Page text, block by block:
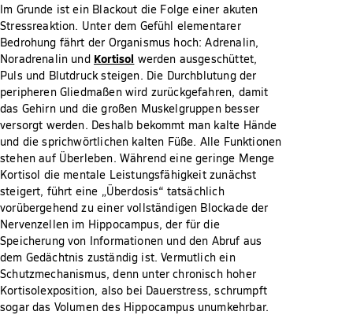
Im Grunde ist ein Blackout die Folge einer akuten
Stressreaktion. Unter dem Gefühl elementarer
Bedrohung fährt der Organismus hoch: Adrenalin,
Noradrenalin und Kortisol werden ausgeschüttet,
Puls und Blutdruck steigen. Die Durchblutung der
peripheren Gliedmaßen wird zurückgefahren, damit
das Gehirn und die großen Muskelgruppen besser
versorgt werden. Deshalb bekommt man kalte Hände
und die sprichwörtlichen kalten Füße. Alle Funktionen
stehen auf Überleben. Während eine geringe Menge
Kortisol die mentale Leistungsfähigkeit zunächst
steigert, führt eine „Überdosis“ tatsächlich
vorübergehend zu einer vollständigen Blockade der
Nervenzellen im Hippocampus, der für die
Speicherung von Informationen und den Abruf aus
dem Gedächtnis zuständig ist. Vermutlich ein
Schutzmechanismus, denn unter chronisch hoher
Kortisolexposition, also bei Dauerstress, schrumpft
sogar das Volumen des Hippocampus unumkehrbar.